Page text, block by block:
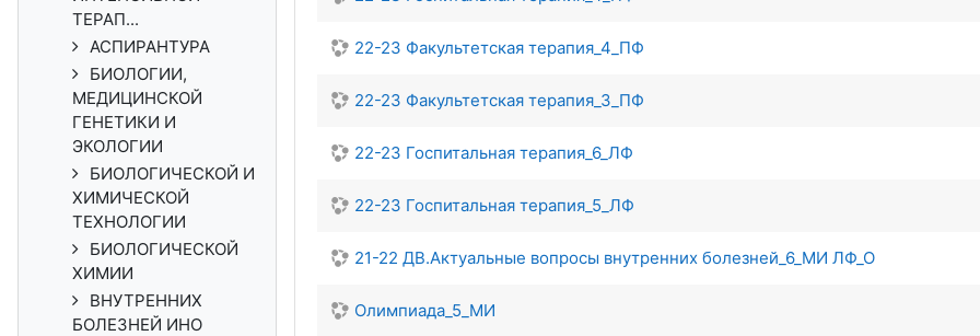
22-23 Факультетская терапия_4_ПФ
22-23 Факультетская терапия_3_ПФ
22-23 Госпитальная терапия_6_ЛФ
22-23 Госпитальная терапия_5_ЛФ
21-22 ДВ.Актуальные вопросы внутренних болезней_6_МИ ЛФ_О
Олимпиада_5_МИ
ТЕРАП...
АСПИРАНТУРА
БИОЛОГИИ,
МЕДИЦИНСКОЙ
ГЕНЕТИКИ И
ЭКОЛОГИИ
БИОЛОГИЧЕСКОЙ И
ХИМИЧЕСКОЙ
ТЕХНОЛОГИИ
БИОЛОГИЧЕСКОЙ
ХИМИИ
ВНУТРЕННИХ
БОЛЕЗНЕЙ ИНО